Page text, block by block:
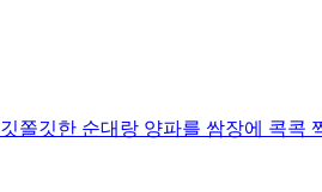
쫄깃한 순대랑 양파를 쌈장에 콕콕